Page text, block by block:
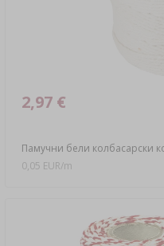
Памучни бели колбасарски
2,97 €
0,05 EUR/m